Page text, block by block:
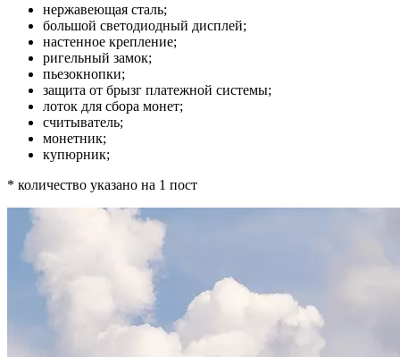
нержавеющая сталь;
большой светодиодный дисплей;
настенное крепление;
ригельный замок;
пьезокнопки;
защита от брызг платежной системы;
лоток для сбора монет;
считыватель;
монетник;
купюрник;
* количество указано на 1 пост